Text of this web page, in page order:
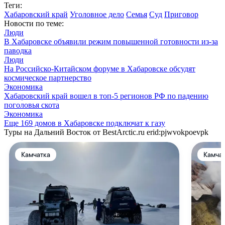
Теги:
Хабаровский край Уголовное дело Семья Суд Приговор
Новости по теме:
Люди
В Хабаровске объявили режим повышенной готовности из‑за
паводка
Люди
На Российско-Китайском форуме в Хабаровске обсудят
космическое партнерство
Экономика
Хабаровский край вошел в топ-5 регионов РФ по падению
поголовья скота
Экономика
Еще 169 домов в Хабаровске подключат к газу
Туры на Дальний Восток от BestArctic.ru erid:pjwvokpoevpk